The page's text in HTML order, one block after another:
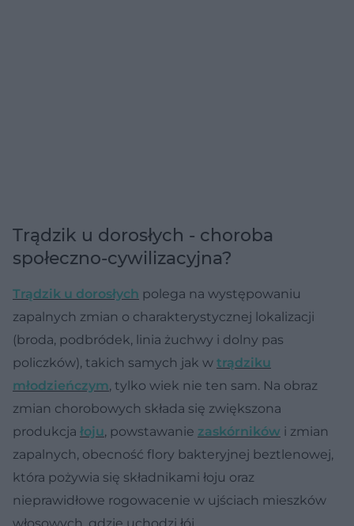
Trądzik u dorosłych - choroba
społeczno-cywilizacyjna?
Trądzik u dorosłych polega na występowaniu
zapalnych zmian o charakterystycznej lokalizacji
(broda, podbródek, linia żuchwy i dolny pas
policzków), takich samych jak w trądziku
młodzieńczym, tylko wiek nie ten sam. Na obraz
zmian chorobowych składa się zwiększona
produkcja łoju, powstawanie zaskórników i zmian
zapalnych, obecność flory bakteryjnej beztlenowej,
która pożywia się składnikami łoju oraz
nieprawidłowe rogowacenie w ujściach mieszków
włosowych, gdzie uchodzi łój.